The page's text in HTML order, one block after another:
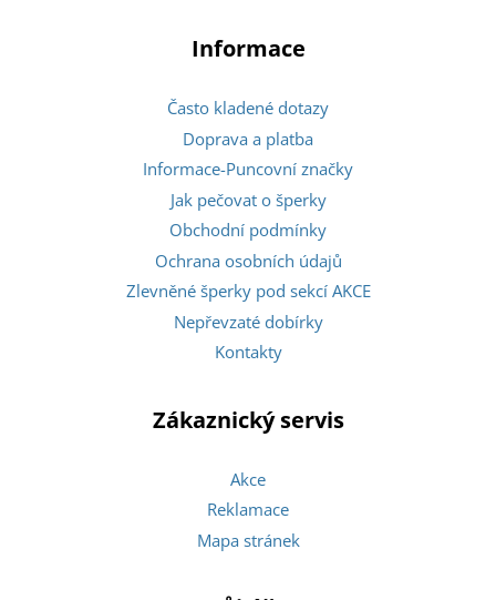
Informace
Často kladené dotazy
Doprava a platba
Informace-Puncovní značky
Jak pečovat o šperky
Obchodní podmínky
Ochrana osobních údajů
Zlevněné šperky pod sekcí AKCE
Nepřevzaté dobírky
Kontakty
Zákaznický servis
Akce
Reklamace
Mapa stránek